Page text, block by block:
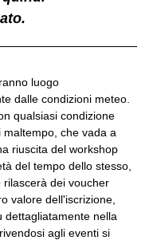
luogo
dalle condizioni meteo.
qualsiasi condizione
maltempo, che vada a
riuscita del workshop
del tempo dello stesso,
rilascerà dei voucher
valore dell'iscrizione,
dettagliatamente nella
agli eventi si